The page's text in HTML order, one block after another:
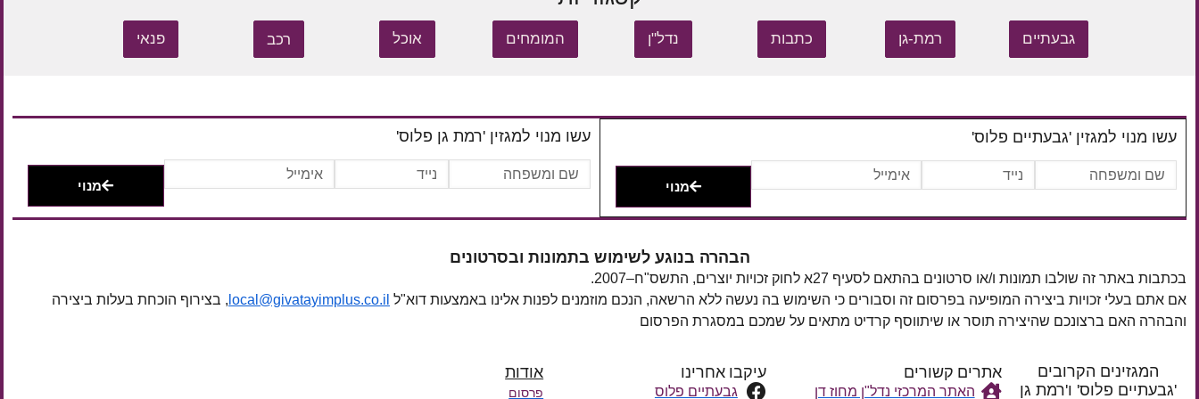
גבעתיים רמת-גן כתבות נדל"ן המומחים אוכל רכב פנאי
עשו מנוי למגזין 'גבעתיים פלוס'
מנוי
עשו מנוי למגזין 'רמת גן פלוס'
מנוי
הבהרה בנוגע לשימוש בתמונות ובסרטונים
בכתבות באתר זה שולבו תמונות ו/או סרטונים בהתאם לסעיף 27א לחוק זכויות יוצרים, התשס"ח–2007.
אם אתם בעלי זכויות ביצירה המופיעה בפרסום זה וסבורים כי השימוש בה נעשה ללא הרשאה, הנכם מוזמנים לפנות אלינו באמצעות דוא"ל local@givatayimplus.co.il , בצירוף הוכחת בעלות ביצירה
והבהרה האם ברצונכם שהיצירה תוסר או שיתווסף קרדיט מתאים על שמכם במסגרת הפרסום
המגזינים הקרובים
'גבעתיים פלוס' ו'רמת גן
אתרים קשורים
האתר המרכזי נדל"ן מחוז דן
עיקבו אחרינו
גבעתיים פלוס
אודות
פרסום